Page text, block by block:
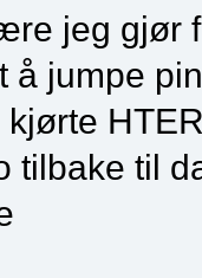
jeg gjør
å jumpe
tilbake til